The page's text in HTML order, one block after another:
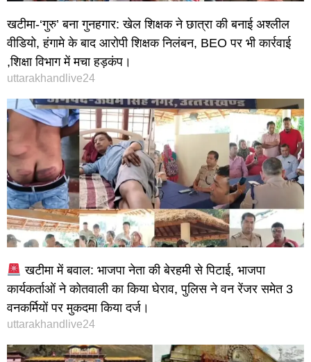
खटीमा-‘गुरु’ बना गुनहगार: खेल शिक्षक ने छात्रा की बनाई अश्लील
वीडियो, हंगामे के बाद आरोपी शिक्षक निलंबन, BEO पर भी कार्रवाई
,शिक्षा विभाग में मचा हड़कंप।
uttarakhandlive24
खटीमा में बवाल: भाजपा नेता की बेरहमी से पिटाई, भाजपा
कार्यकर्ताओं ने कोतवाली का किया घेराव, पुलिस ने वन रेंजर समेत 3
वनकर्मियों पर मुकदमा किया दर्ज।
uttarakhandlive24